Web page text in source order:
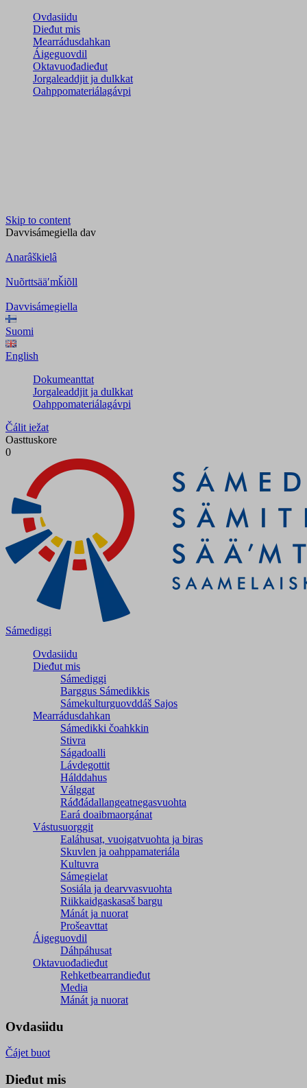
Ovdasiidu
Dieđut mis
Mearrádusdahkan
Áigeguovdil
Oktavuođadieđut
Jorgaleaddjit ja dulkkat
Oahppomateriálagávpi
Skip to content
Davvisámegiella dav
Anarâškielâ
Nuõrttsääʹmǩiõll
Davvisámegiella
Suomi
English
Dokumeanttat
Jorgaleaddjit ja dulkkat
Oahppomateriálagávpi
Čálit iežat
Oasttuskore
0
Sámediggi
Ovdasiidu
Dieđut mis
Sámediggi
Barggus Sámedikkis
Sámekulturguovddáš Sajos
Mearrádusdahkan
Sámedikki čoahkkin
Stivra
Ságadoalli
Lávdegottit
Hálddahus
Válggat
Ráđđádallangeatnegas­vuohta
Eará doaibmaorgánat
Vástusuorggit
Ealáhusat, vuoigatvuohta ja biras
Skuvlen ja oahppamateriála
Kultuvra
Sámegielat
Sosiála ja dearvvasvuohta
Riikkaidgaskasaš bargu
Mánát ja nuorat
Prošeavttat
Áigeguovdil
Dáhpáhusat
Oktavuođadieđut
Rehketbearrandieđut
Media
Mánát ja nuorat
Ovdasiidu
Čájet buot
Dieđut mis